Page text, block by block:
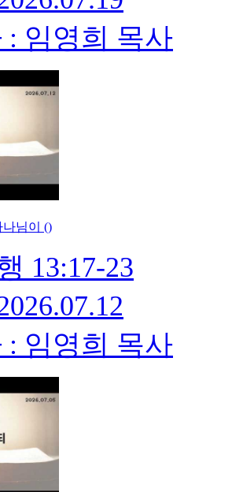
: 임영희 목사
나님이 ()
13:17-23
: 임영희 목사